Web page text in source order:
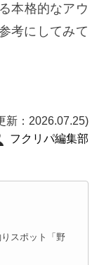
本格的なアウ
考にしてみて
新：2026.07.25)
フクリパ編集部
スポット「野